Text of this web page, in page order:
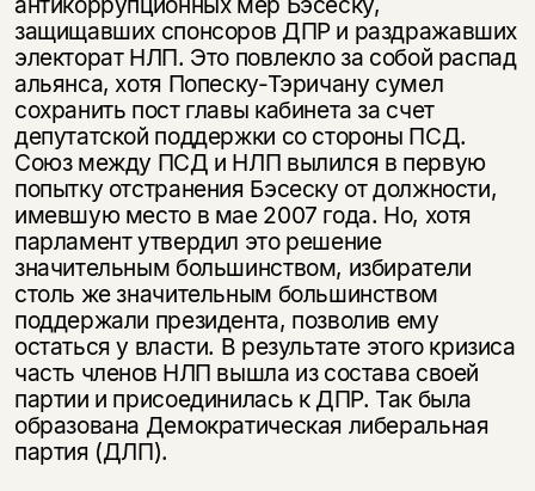
защищавших спонсоров ДПР и раздражавших
электорат НЛП. Это повлекло за собой распад
альянса, хотя Попеску-Тэричану сумел
сохранить пост главы кабинета за счет
депутатской поддержки со стороны ПСД.
Союз между ПСД и НЛП вылился в первую
попытку отстранения Бэсеску от должности,
имевшую место в мае 2007 года. Но, хотя
парламент утвердил это решение
значительным большинством, избиратели
столь же значительным большинством
поддержали президента, позволив ему
остаться у власти. В результате этого кризиса
часть членов НЛП вышла из состава своей
партии и присоединилась к ДПР. Так была
образована Демократическая либеральная
партия (ДЛП).